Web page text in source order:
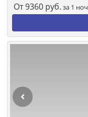
От9360 руб. за 1